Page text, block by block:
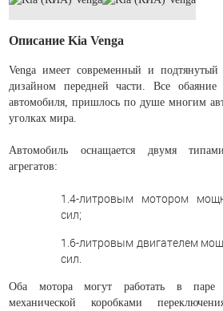
Описание Kia Venga
Venga имеет современный и подтянутый
дизайном передней части. Все обаяние
автомобиля, пришлось по душе многим
уголках мира.
Автомобиль оснащается двумя
агрегатов:
1.4-литровым мотором
сил;
1.6-литровым двигателем
сил.
Оба мотора могут работать в паре
механической коробками